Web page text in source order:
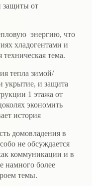
защиты от
энергию, что
хладогентами и
тема.
тепла зимой/
укрытие, и защита
1 этажа от
экономить
история
домовладения в
не обсуждается
коммуникации и в
намного более
темы.